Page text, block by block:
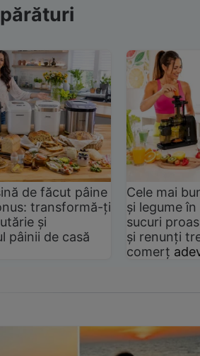
de făcut pâine
transformă-ți
și
pâinii de casă
Cele mai
și legume
sucuri
și renunți
comerț